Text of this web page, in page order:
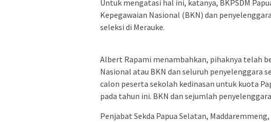
Untuk mengatasi hal ini, katanya, BKPSDM
Kepegawaian Nasional (BKN) dan
seleksi di Merauke.
Albert Rapami menambahkan, pihaknya telah
Nasional atau BKN dan seluruh penyelenggara
calon peserta sekolah kedinasan untuk kuota
pada tahun ini. BKN dan sejumlah
Penjabat Sekda Papua Selatan,